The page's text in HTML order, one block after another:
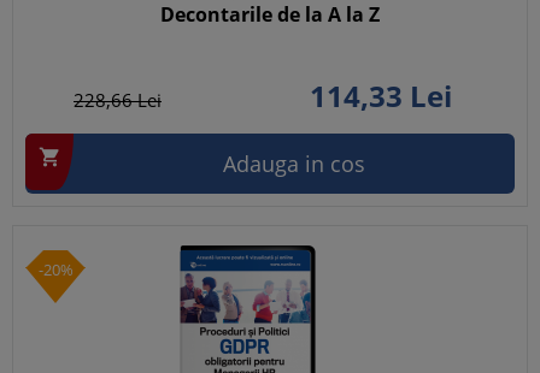
Decontarile de la A la Z
228,66Lei 114,33 Lei
 Adauga in cos
-20%